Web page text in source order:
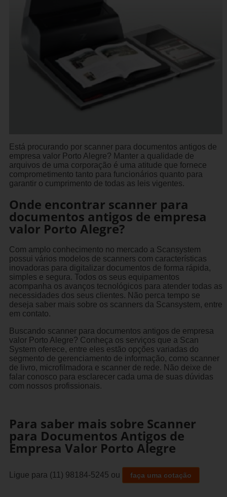
Está procurando por scanner para documentos antigos de
empresa valor Porto Alegre? Manter a qualidade de
arquivos de uma corporação é uma atitude que fornece
comprometimento tanto para funcionários quanto para
garantir o cumprimento de todas as leis vigentes.
Onde encontrar scanner para
documentos antigos de empresa
valor Porto Alegre?
Com amplo conhecimento no mercado a Scansystem
possui vários modelos de scanners com características
inovadoras para digitalizar documentos de forma rápida,
simples e segura. Todos os seus equipamentos
acompanha os avanços tecnológicos para atender todas as
necessidades dos seus clientes. Não perca tempo se
deseja saber mais sobre os scanners da Scansystem, entre
em contato.
Buscando scanner para documentos antigos de empresa
valor Porto Alegre? Conheça os serviços que a Scan
System oferece, entre eles estão opções variadas do
segmento de gerenciamento de informação, como scanner
de livro, microfilmadora e scanner de rede. Não deixe de
falar conosco para esclarecer cada uma de suas dúvidas
com nossos profissionais.
Para saber mais sobre Scanner
para Documentos Antigos de
Empresa Valor Porto Alegre
Ligue para (11) 98184-5245 ou faça uma cotação